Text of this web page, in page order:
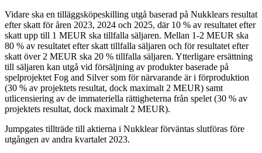
Vidare ska en tilläggsköpeskilling utgå baserad på Nukklears resultat
efter skatt för åren 2023, 2024 och 2025, där 10 % av resultatet efter
skatt upp till 1 MEUR ska tillfalla säljaren. Mellan 1-2 MEUR ska
80 % av resultatet efter skatt tillfalla säljaren och för resultatet efter
skatt över 2 MEUR ska 20 % tillfalla säljaren. Ytterligare ersättning
till säljaren kan utgå vid försäljning av produkter baserade på
spelprojektet Fog and Silver som för närvarande är i förproduktion
(30 % av projektets resultat, dock maximalt 2 MEUR) samt
utlicensiering av de immateriella rättigheterna från spelet (30 % av
projektets resultat, dock maximalt 2 MEUR).
Jumpgates tillträde till aktierna i Nukklear förväntas slutföras före
utgången av andra kvartalet 2023.